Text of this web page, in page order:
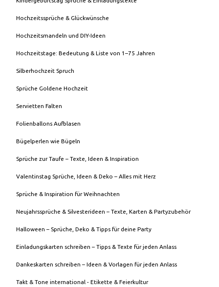
Hochzeitssprüche & Glückwünsche
Hochzeitsmandeln und DIY-Ideen
Hochzeitstage: Bedeutung & Liste von 1–75 Jahren
Silberhochzeit Spruch
Sprüche Goldene Hochzeit
Servietten Falten
Folienballons Aufblasen
Bügelperlen wie Bügeln
Sprüche zur Taufe – Texte, Ideen & Inspiration
Valentinstag Sprüche, Ideen & Deko – Alles mit Herz
Sprüche & Inspiration für Weihnachten
Neujahrssprüche & Silvesterideen – Texte, Karten & Partyzubehör
Halloween – Sprüche, Deko & Tipps für deine Party
Einladungskarten schreiben – Tipps & Texte für jeden Anlass
Dankeskarten schreiben – Ideen & Vorlagen für jeden Anlass
Takt & Tone international - Etikette & Feierkultur